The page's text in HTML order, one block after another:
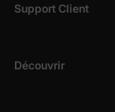
Support Client
Découvrir